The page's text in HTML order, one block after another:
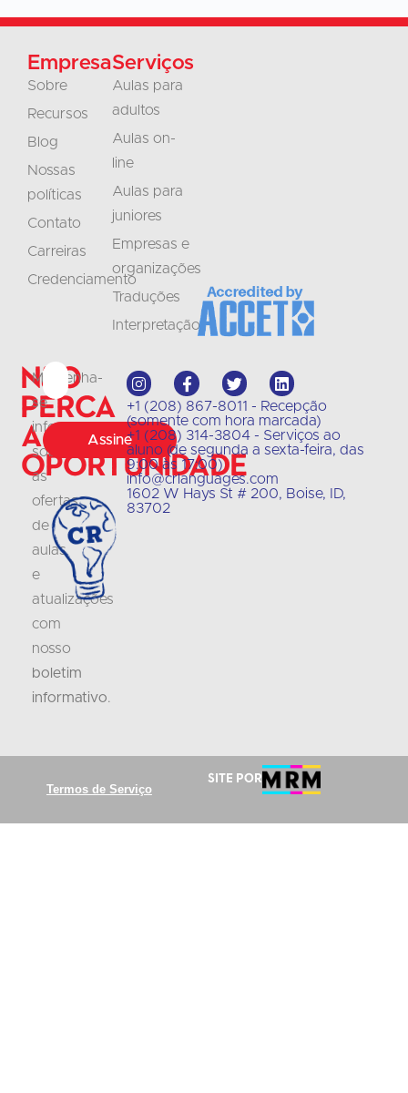
Não
perca
a
oportunidade
Mantenha-
se
informado
sobre
as
ofertas
de
aulas
e
atualizações
com
nosso
boletim
informativo.
Assine
+1 (208) 867-8011 - Recepção
(somente com hora marcada)
+1 (208) 314-3804 - Serviços ao
aluno (de segunda a sexta-feira, das
9:00 às 17:00)
info@crlanguages.com
1602 W Hays St # 200, Boise, ID,
83702
Empresa
Sobre
Recursos
Blog
Nossas
políticas
Contato
Carreiras
Credenciamento
Serviços
Aulas para
adultos
Aulas on-
line
Aulas para
juniores
Empresas e
organizações
Traduções
Interpretação
Termos de Serviço
Site por